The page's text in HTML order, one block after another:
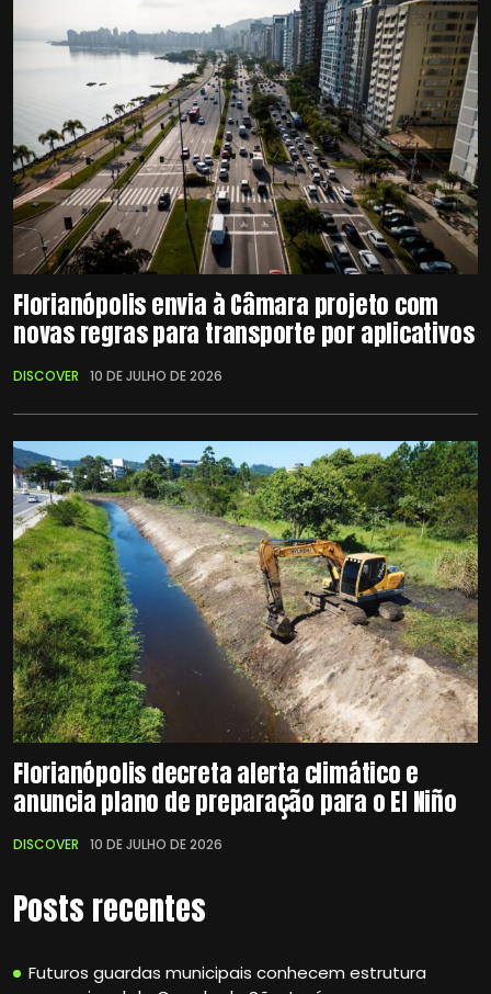
Florianópolis envia à Câmara projeto com
novas regras para transporte por aplicativos
DISCOVER 10 DE JULHO DE 2026
Florianópolis decreta alerta climático e
anuncia plano de preparação para o El Niño
DISCOVER 10 DE JULHO DE 2026
Posts recentes
Futuros guardas municipais conhecem estrutura